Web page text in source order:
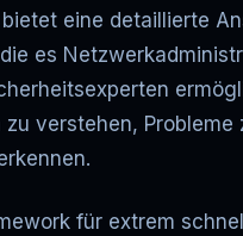
eine detaillierte
es
verstehen, Probleme
für extrem